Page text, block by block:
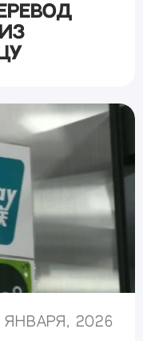
января, 2026